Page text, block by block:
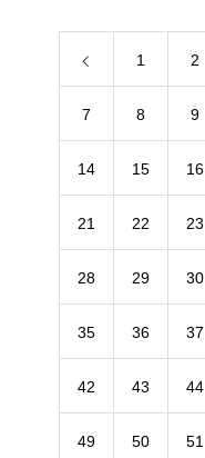
1 2
7 8 9
14 15 16
21 22 23
28 29 30
35 36 37
42 43 44
49 50 51